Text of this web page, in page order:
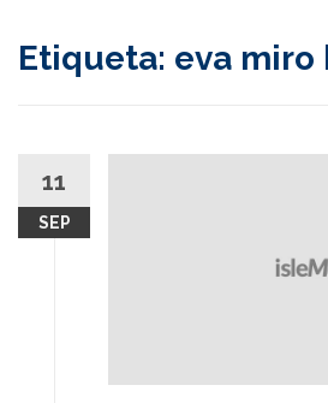
Etiqueta: eva miro
11
SEP